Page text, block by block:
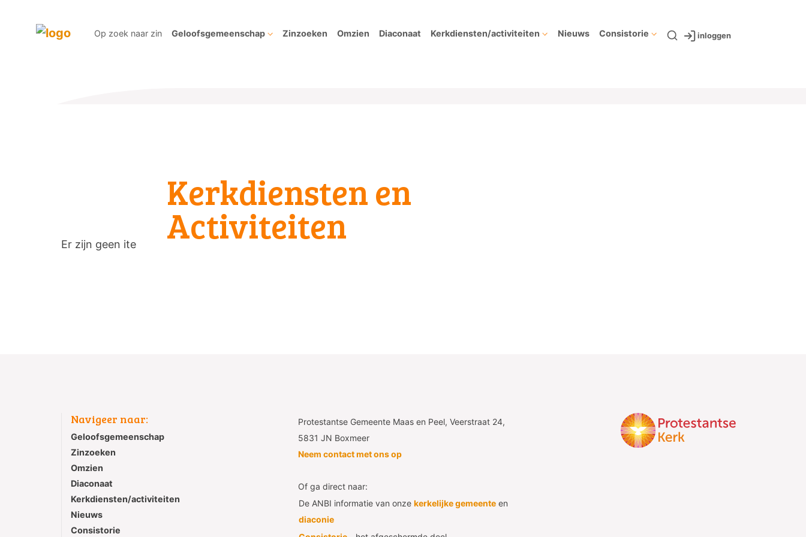
Op zoek naar zin Geloofsgemeenschap Zinzoeken Omzien Diaconaat Kerkdiensten/activiteiten Nieuws Consistorie inloggen
Kerkdiensten en
Activiteiten
Er zijn geen items gevonden in deze maand.
Navigeer naar:
Geloofsgemeenschap
Zinzoeken
Omzien
Diaconaat
Kerkdiensten/activiteiten
Nieuws
Consistorie
Protestantse Gemeente Maas en Peel, Veerstraat 24,
5831 JN Boxmeer
Neem contact met ons op
Of ga direct naar:
De ANBI informatie van onze kerkelijke gemeenteen
diaconie